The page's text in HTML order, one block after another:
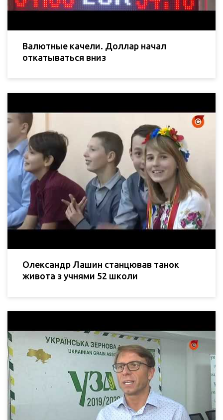
Валютные качели. Доллар начал
откатываться вниз
Олександр Лашин станцював танок
живота з учнями 52 школи